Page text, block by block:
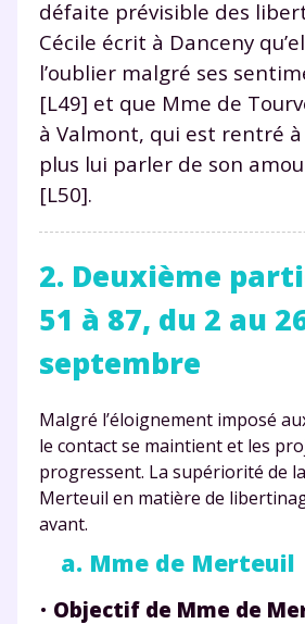
défaite prévisible des
Cécile écrit à Danceny
l’oublier malgré ses
[L49] et que Mme de
à Valmont, qui est rentré
plus lui parler de son
[L50].
2. Deuxième
51 à 87, du 2 au
septembre
Malgré l’éloignement imposé
le contact se maintient et les
progressent. La supériorité de
Merteuil en matière de
avant.
a. Mme de Merteuil
• Objectif de Mme de